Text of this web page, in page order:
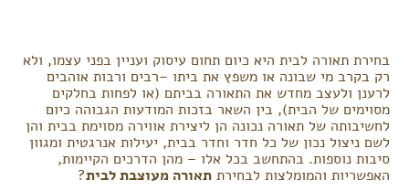
בחירת תאורה לבית היא כיום תחום עיסוק ועניין בפני עצמו, ולא
רק בקרב מי שבונה או משפץ את ביתו –רבים ורבות אוהבים
לרענן ולעצב מחדש את התאורה בביתם (או לפחות בחלקים
מסוימים של הבית), בין השאר בזכות המודעות הגבוהה כיום
לחשיבותה של תאורה נכונה הן ליצירת אווירה מסוימת בבית והן
לשם ניצול נכון של כל חדר וחדר בבית, יעילות אנרגטית ומגוון
סיבות נוספות. בהתחשב בכל אלו – מהן הדרכים הקיימות,
האפשריות והמומלצות לבחירת תאורה מעוצבת לבית?